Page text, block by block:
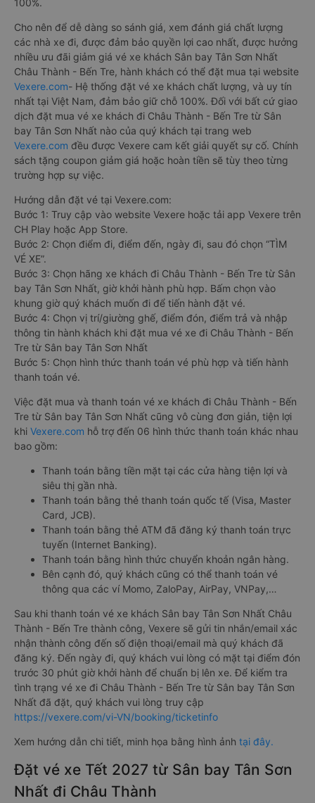
100%.
Cho nên để dễ dàng so sánh giá, xem đánh giá chất lượng
các nhà xe đi, được đảm bảo quyền lợi cao nhất, được hưởng
nhiều ưu đãi giảm giá vé xe khách Sân bay Tân Sơn Nhất
Châu Thành - Bến Tre, hành khách có thể đặt mua tại website
Vexere.com- Hệ thống đặt vé xe khách chất lượng, và uy tín
nhất tại Việt Nam, đảm bảo giữ chỗ 100%. Đối với bất cứ giao
dịch đặt mua vé xe khách đi Châu Thành - Bến Tre từ Sân
bay Tân Sơn Nhất nào của quý khách tại trang web
Vexere.com đều được Vexere cam kết giải quyết sự cố. Chính
sách tặng coupon giảm giá hoặc hoàn tiền sẽ tùy theo từng
trường hợp sự việc.
Hướng dẫn đặt vé tại Vexere.com:
Bước 1: Truy cập vào website Vexere hoặc tải app Vexere trên
CH Play hoặc App Store.
Bước 2: Chọn điểm đi, điểm đến, ngày đi, sau đó chọn “TÌM
VÉ XE”.
Bước 3: Chọn hãng xe khách đi Châu Thành - Bến Tre từ Sân
bay Tân Sơn Nhất, giờ khởi hành phù hợp. Bấm chọn vào
khung giờ quý khách muốn đi để tiến hành đặt vé.
Bước 4: Chọn vị trí/giường ghế, điểm đón, điểm trả và nhập
thông tin hành khách khi đặt mua vé xe đi Châu Thành - Bến
Tre từ Sân bay Tân Sơn Nhất
Bước 5: Chọn hình thức thanh toán vé phù hợp và tiến hành
thanh toán vé.
Việc đặt mua và thanh toán vé xe khách đi Châu Thành - Bến
Tre từ Sân bay Tân Sơn Nhất cũng vô cùng đơn giản, tiện lợi
khi Vexere.com hỗ trợ đến 06 hình thức thanh toán khác nhau
bao gồm:
Thanh toán bằng tiền mặt tại các cửa hàng tiện lợi và
siêu thị gần nhà.
Thanh toán bằng thẻ thanh toán quốc tế (Visa, Master
Card, JCB).
Thanh toán bằng thẻ ATM đã đăng ký thanh toán trực
tuyến (Internet Banking).
Thanh toán bằng hình thức chuyển khoản ngân hàng.
Bên cạnh đó, quý khách cũng có thể thanh toán vé
thông qua các ví Momo, ZaloPay, AirPay, VNPay,…
Sau khi thanh toán vé xe khách Sân bay Tân Sơn Nhất Châu
Thành - Bến Tre thành công, Vexere sẽ gửi tin nhắn/email xác
nhận thành công đến số điện thoại/email mà quý khách đã
đăng ký. Đến ngày đi, quý khách vui lòng có mặt tại điểm đón
trước 30 phút giờ khởi hành để chuẩn bị lên xe. Để kiểm tra
tình trạng vé xe đi Châu Thành - Bến Tre từ Sân bay Tân Sơn
Nhất đã đặt, quý khách vui lòng truy cập
https://vexere.com/vi-VN/booking/ticketinfo
Xem hướng dẫn chi tiết, minh họa bằng hình ảnh tại đây.
Đặt vé xe Tết 2027 từ Sân bay Tân Sơn
Nhất đi Châu Thành